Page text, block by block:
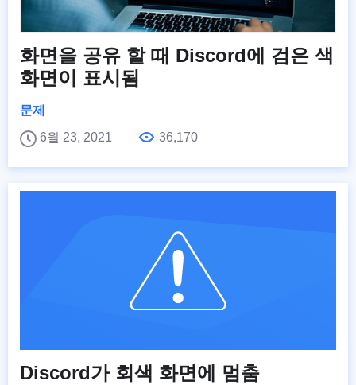
화면을 공유 할 때 Discord에 검은 색
화면이 표시됨
문제
6월 23, 2021
36,170
Discord가 회색 화면에 멈춤